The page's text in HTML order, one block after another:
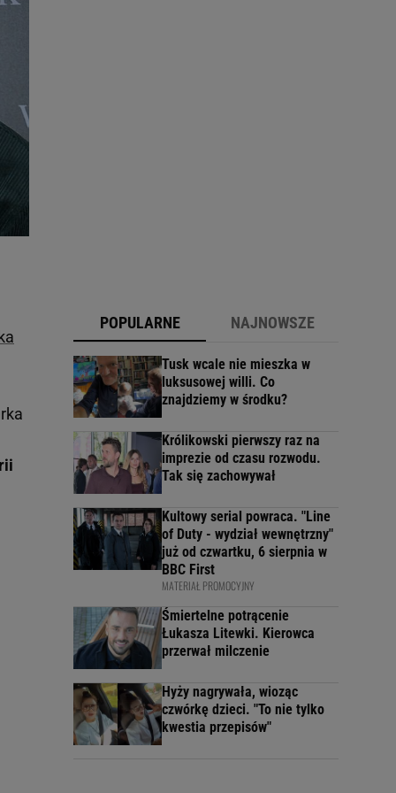
POPULARNE NAJNOWSZE
Tusk wcale nie mieszka w
luksusowej willi. Co
znajdziemy w środku?
Królikowski pierwszy raz na
imprezie od czasu rozwodu.
Tak się zachowywał
Kultowy serial powraca. "Line
of Duty - wydział wewnętrzny"
już od czwartku, 6 sierpnia w
BBC First
MATERIAŁ PROMOCYJNY
Śmiertelne potrącenie
Łukasza Litewki. Kierowca
przerwał milczenie
Hyży nagrywała, wioząc
czwórkę dzieci. "To nie tylko
kwestia przepisów"